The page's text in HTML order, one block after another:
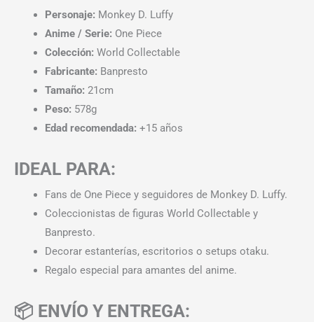
Personaje: Monkey D. Luffy
Anime / Serie: One Piece
Colección: World Collectable
Fabricante: Banpresto
Tamaño: 21cm
Peso: 578g
Edad recomendada: +15 años
IDEAL PARA:
Fans de One Piece y seguidores de Monkey D. Luffy.
Coleccionistas de figuras World Collectable y
Banpresto.
Decorar estanterías, escritorios o setups otaku.
Regalo especial para amantes del anime.
📦 ENVÍO Y ENTREGA: